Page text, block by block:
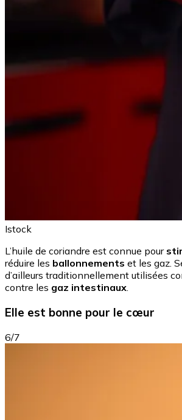
Istock
L’huile de coriandre est connue pour
réduire les ballonnements et les gaz.
d’ailleurs traditionnellement utilisées
contre les gaz intestinaux.
Elle est bonne pour le cœur
6/7